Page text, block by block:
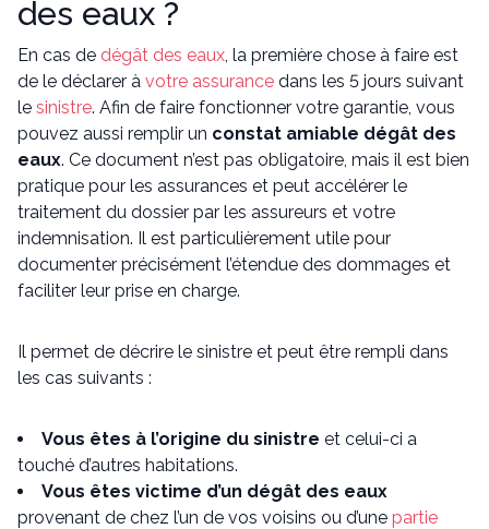
des eaux ?
En cas de dégât des eaux, la première chose à faire est
de le déclarer à votre assurance dans les 5 jours suivant
le sinistre. Afin de faire fonctionner votre garantie, vous
pouvez aussi remplir un constat amiable dégât des
eaux. Ce document n’est pas obligatoire, mais il est bien
pratique pour les assurances et peut accélérer le
traitement du dossier par les assureurs et votre
indemnisation. Il est particulièrement utile pour
documenter précisément l’étendue des dommages et
faciliter leur prise en charge.
Il permet de décrire le sinistre et peut être rempli dans
les cas suivants :
Vous êtes à l’origine du sinistre et celui-ci a
touché d’autres habitations.
Vous êtes victime d’un dégât des eaux
provenant de chez l’un de vos voisins ou d’une partie